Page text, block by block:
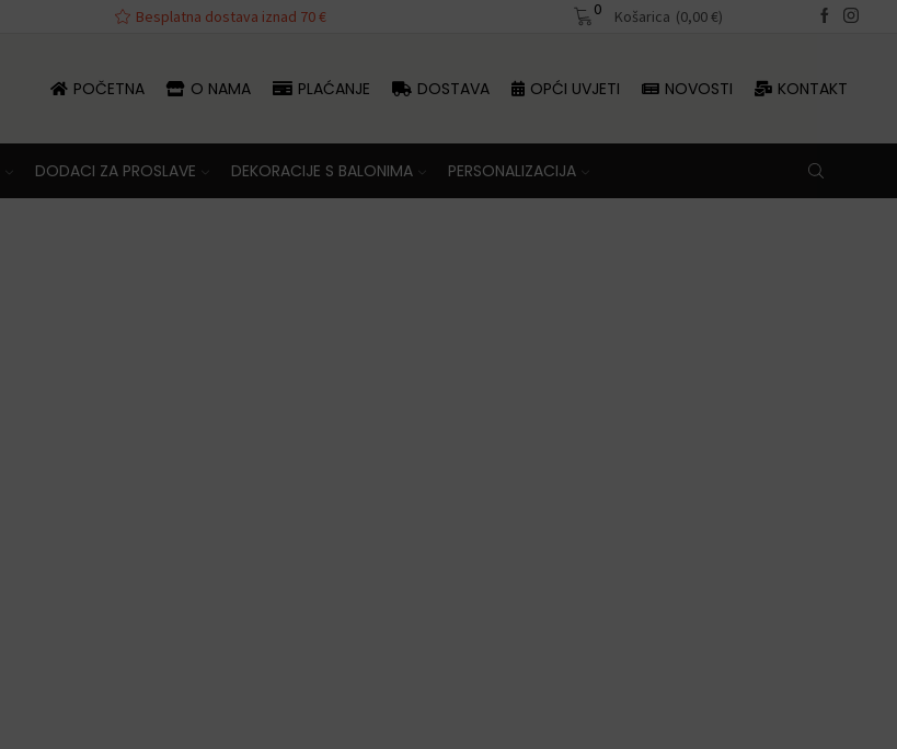
Besplatna dostava iznad 70 € Besplatna dostava iznad 70 €
0 Košarica (0,00€)
POČETNA O NAMA PLAĆANJE DOSTAVA OPĆI UVJETI NOVOSTI KONTAKT
DODACI ZA PROSLAVE DEKORACIJE S BALONIMA PERSONALIZACIJA